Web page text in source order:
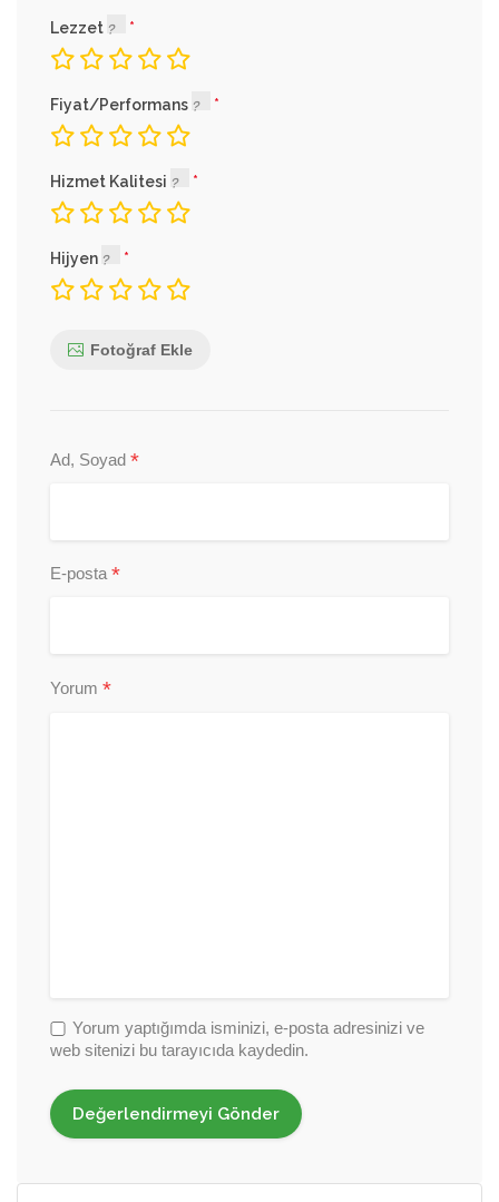
Lezzet
Fiyat/Performans
Hizmet Kalitesi
Hijyen
Fotoğraf Ekle
Ad, Soyad *
E-posta *
Yorum *
Yorum yaptığımda isminizi, e-posta adresinizi ve
web sitenizi bu tarayıcıda kaydedin.